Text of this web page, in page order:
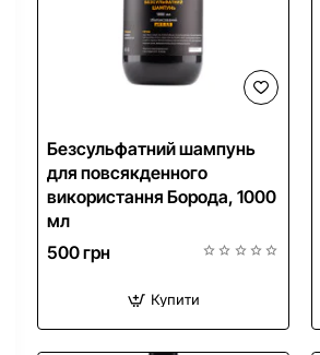
Безсульфатний шампунь
для повсякденного
використання Борода, 1000
мл
500 грн
Купити